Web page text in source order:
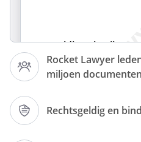
Rocket Lawyer
miljoen
Rechtsgeldig en
Zorgvuldig gebruik
de woning en alles wat
Dat betekent onder